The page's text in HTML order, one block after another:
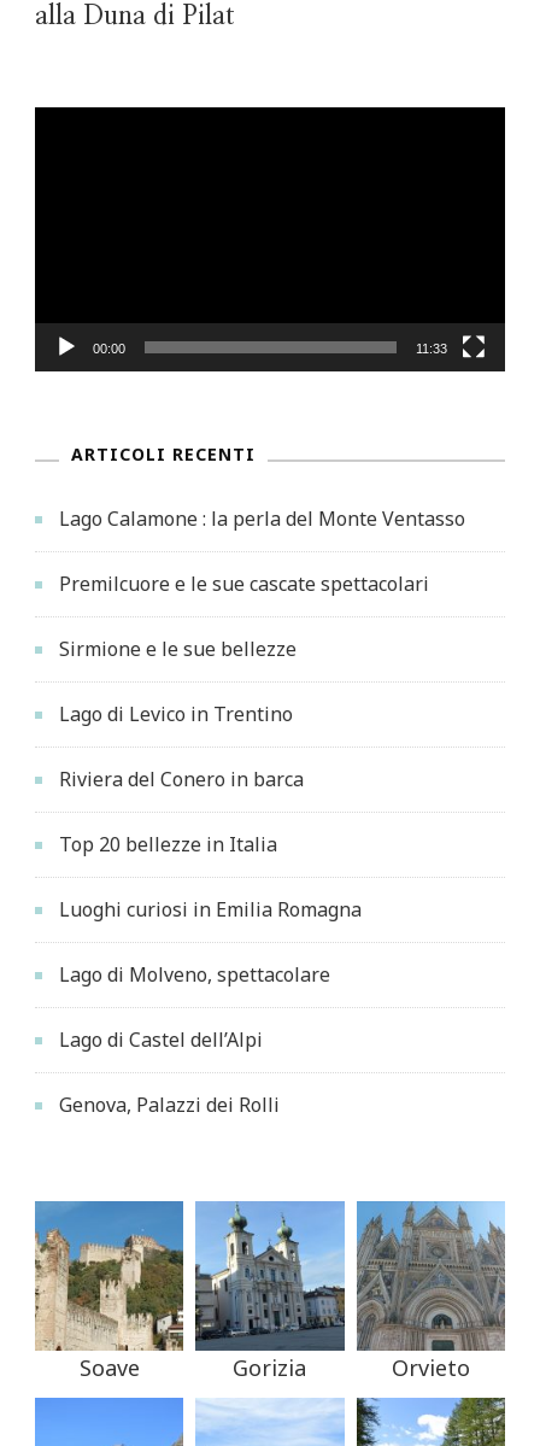
alla Duna di Pilat
00:00 11:33
ARTICOLI RECENTI
Lago Calamone : la perla del Monte Ventasso
Premilcuore e le sue cascate spettacolari
Sirmione e le sue bellezze
Lago di Levico in Trentino
Riviera del Conero in barca
Top 20 bellezze in Italia
Luoghi curiosi in Emilia Romagna
Lago di Molveno, spettacolare
Lago di Castel dell’Alpi
Genova, Palazzi dei Rolli
Soave Gorizia Orvieto